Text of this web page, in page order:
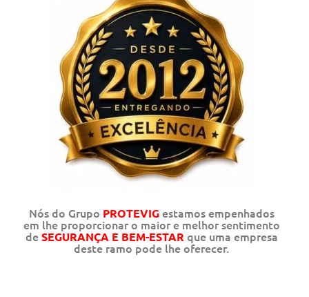
Nós do Grupo PROTEVIGestamos empenhados
em lhe proporcionar o maior e melhor sentimento
deSEGURANÇA E BEM-ESTAR que uma empresa
deste ramo pode lhe oferecer.